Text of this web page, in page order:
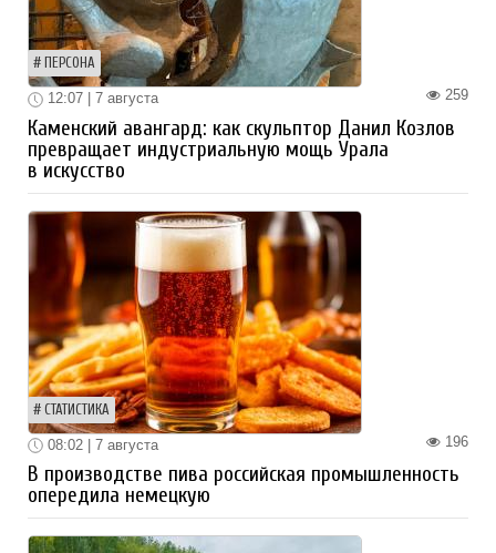
ПЕРСОНА
259
12:07 | 7 августа
Каменский авангард: как скульптор Данил Козлов
превращает индустриальную мощь Урала
в искусство
СТАТИСТИКА
196
08:02 | 7 августа
В производстве пива российская промышленность
опередила немецкую